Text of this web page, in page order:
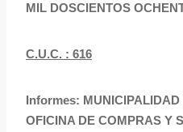
MIL DOSCIENTOS
C.U.C. : 616
Informes:
OFICINA DE COMPRAS Y